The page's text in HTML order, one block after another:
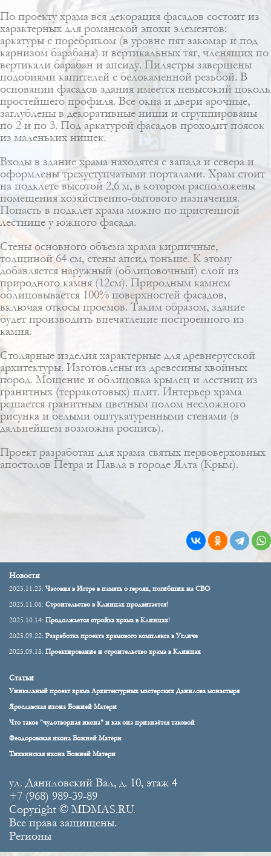
По проекту храма вся декорация фасадов состоит из
характерных для романской эпохи элементов:
аркатуры с поребриком (в уровне пят закомар и под
карнизом барабана) и вертикальных тяг, членящих по
вертикали барабан и апсиду. Пилястры завершены
подобиями капителей с белокаменной резьбой. В
основании фасадов здания имеется невысокий цоколь
простейшего профиля. Все окна и двери арочные,
заглублены в декоративные ниши и сгруппированы
по 2 и по 3. Под аркатурой фасадов проходит поясок
из маленьких нишек.
Входы в здание храма находятся с запада и севера и
оформлены трехуступчатыми порталами. Храм стоит
на подклете высотой 2,6 м, в котором расположены
помещения хозяйственно-бытового назначения.
Попасть в подклет храма можно по пристенной
лестнице у южного фасада.
Стены основного объема храма кирпичные,
толщиной 64 см, cтены апсид тоньше. К этому
добавляется наружный (облицовочный) слой из
природного камня (12см). Природным камнем
облицовывается 100% поверхностей фасадов,
включая откосы проемов. Таким образом, здание
будет производить впечатление построенного из
камня.
Столярные изделия характерные для древнерусской
архитектуры. Изготовлены из древесины хвойных
пород. Мощение и облицовка крылец и лестниц из
гранитных (терракотовых) плит. Интерьер храма
решается гранитным цветным полом несложного
рисунка и белыми оштукатуренными стенами (в
дальнейшем возможна роспись).
Проект разработан для храма святых первоверховных
апостолов Петра и Павла в городе Ялта (Крым).
Новости
2025.11.23: Часовня в Истре в память о героях, погибших на СВО
2025.11.06: Строительство в Клинцах продвигается!
2025.10.14: Продолжается стройка храма в Клинцах!
2025.09.22: Разработка проекта храмового комплекса в Угличе
2025.09.18: Проектирование и строительство храма в Клинцах
Статьи
Уникальный проект храма Архитектурных мастерских Данилова монастыря
Ярославская икона Божией Матери
Что такое "чудотворная икона" и как она признаётся таковой
Феодоровская икона Божией Матери
Тихвинская икона Божией Матери
ул. Даниловский Вал, д. 10, этаж 4
+7 (968) 989-39-89
Copyright © MDMAS.RU.
Все права защищены.
Регионы